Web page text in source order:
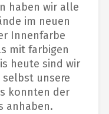
haben wir alle
im neuen
Innenfarbe
mit farbigen
heute sind wir
unsere
konnten der
anhaben.